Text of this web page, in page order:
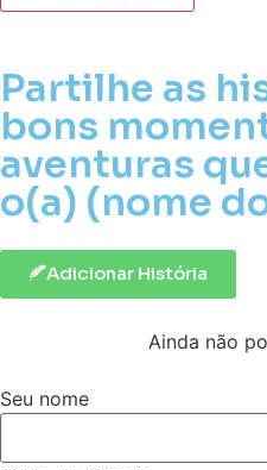
Partilhe as
bons
aventuras
o(a) (nome
Adicionar História
Ainda não
Seu nome